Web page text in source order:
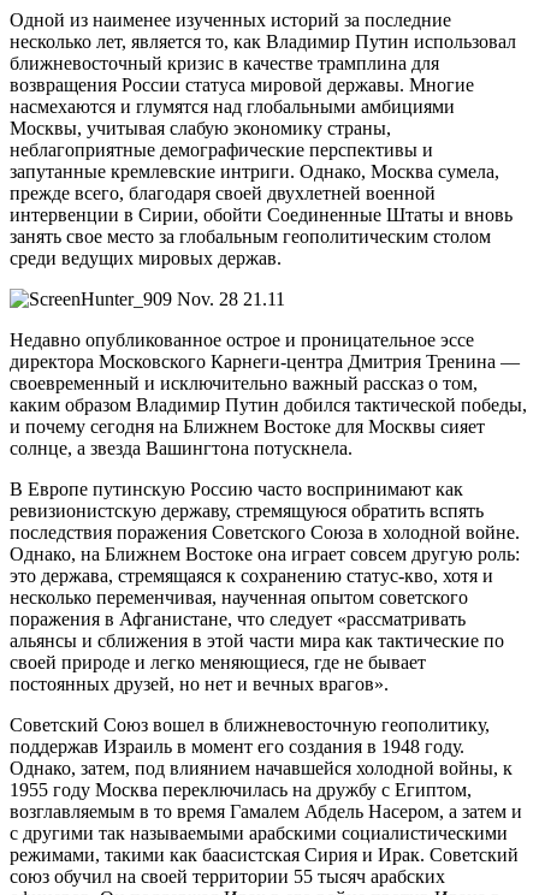
Одной из наименее изученных историй за последние
несколько лет, является то, как Владимир Путин использовал
ближневосточный кризис в качестве трамплина для
возвращения России статуса мировой державы. Многие
насмехаются и глумятся над глобальными амбициями
Москвы, учитывая слабую экономику страны,
неблагоприятные демографические перспективы и
запутанные кремлевские интриги. Однако, Москва сумела,
прежде всего, благодаря своей двухлетней военной
интервенции в Сирии, обойти Соединенные Штаты и вновь
занять свое место за глобальным геополитическим столом
среди ведущих мировых держав.
Недавно опубликованное острое и проницательное эссе
директора Московского Карнеги-центра Дмитрия Тренина —
своевременный и исключительно важный рассказ о том,
каким образом Владимир Путин добился тактической победы,
и почему сегодня на Ближнем Востоке для Москвы сияет
солнце, а звезда Вашингтона потускнела.
В Европе путинскую Россию часто воспринимают как
ревизионистскую державу, стремящуюся обратить вспять
последствия поражения Советского Союза в холодной войне.
Однако, на Ближнем Востоке она играет совсем другую роль:
это держава, стремящаяся к сохранению статус-кво, хотя и
несколько переменчивая, наученная опытом советского
поражения в Афганистане, что следует «рассматривать
альянсы и сближения в этой части мира как тактические по
своей природе и легко меняющиеся, где не бывает
постоянных друзей, но нет и вечных врагов».
Советский Союз вошел в ближневосточную геополитику,
поддержав Израиль в момент его создания в 1948 году.
Однако, затем, под влиянием начавшейся холодной войны, к
1955 году Москва переключилась на дружбу с Египтом,
возглавляемым в то время Гамалем Абдель Насером, а затем и
с другими так называемыми арабскими социалистическими
режимами, такими как баасистская Сирия и Ирак. Советский
союз обучил на своей территории 55 тысяч арабских